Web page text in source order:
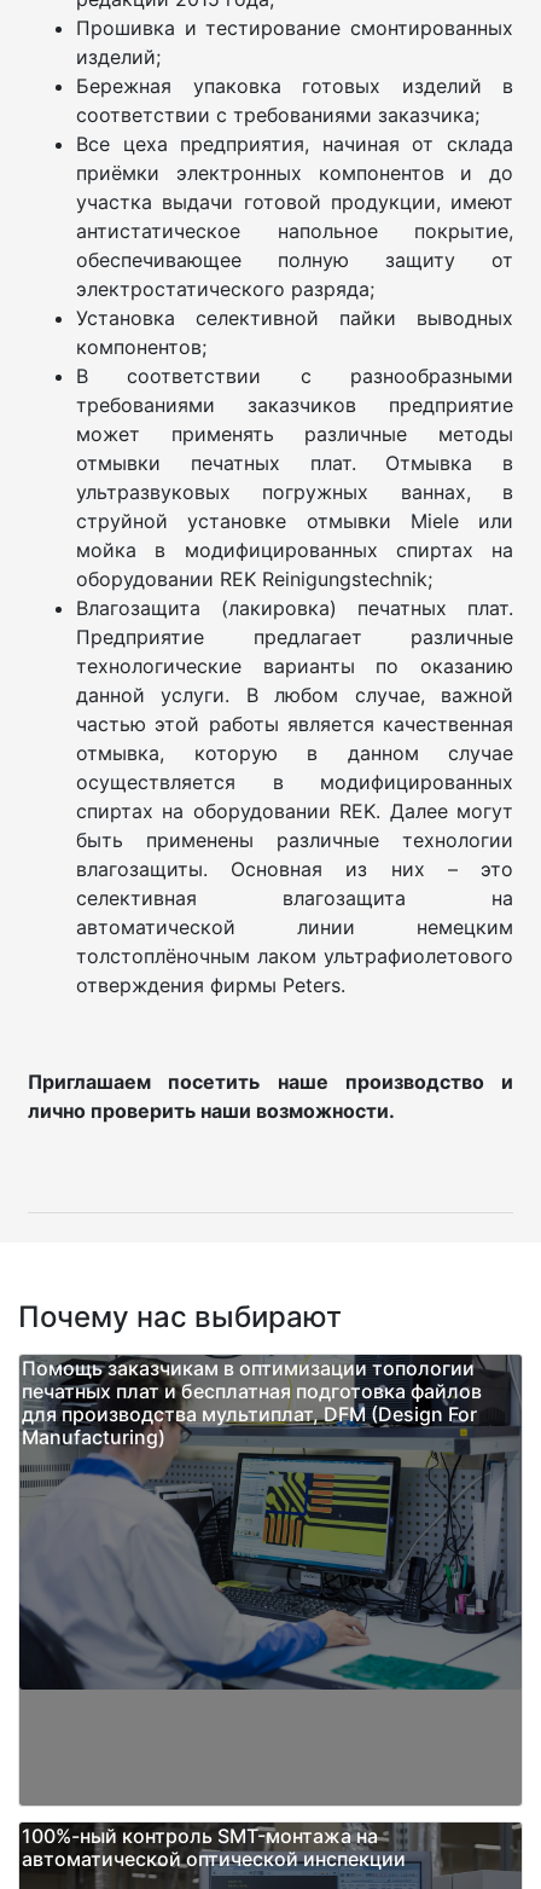
Прошивка и тестирование смонтированных
изделий;
Бережная упаковка готовых изделий в
соответствии с требованиями заказчика;
Все цеха предприятия, начиная от склада
приёмки электронных компонентов и до
участка выдачи готовой продукции, имеют
антистатическое напольное покрытие,
обеспечивающее полную защиту от
электростатического разряда;
Установка селективной пайки выводных
компонентов;
В соответствии с разнообразными
требованиями заказчиков предприятие
может применять различные методы
отмывки печатных плат. Отмывка в
ультразвуковых погружных ваннах, в
струйной установке отмывки Miele или
мойка в модифицированных спиртах на
оборудовании REK Reinigungstechnik;
Влагозащита (лакировка) печатных плат.
Предприятие предлагает различные
технологические варианты по оказанию
данной услуги. В любом случае, важной
частью этой работы является качественная
отмывка, которую в данном случае
осуществляется в модифицированных
спиртах на оборудовании REK. Далее могут
быть применены различные технологии
влагозащиты. Основная из них – это
селективная влагозащита на
автоматической линии немецким
толстоплёночным лаком ультрафиолетового
отверждения фирмы Peters.
Приглашаем посетить наше производство и
лично проверить наши возможности.
Почему нас выбирают
Помощь заказчикам в оптимизации топологии
печатных плат и бесплатная подготовка файлов
для производства мультиплат, DFM (Design For
Manufacturing)
100%-ный контроль SMT-монтажа на
автоматической оптической инспекции